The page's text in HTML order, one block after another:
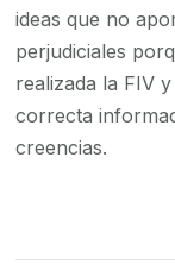
ideas que no
perjudiciales
realizada la FIV
correcta
creencias.